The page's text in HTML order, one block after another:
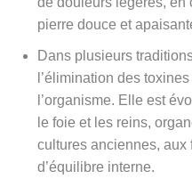
pierre douce et
Dans plusieurs
l’élimination des
l’organisme. Elle est
le foie et les reins,
cultures anciennes, aux
d’équilibre interne.